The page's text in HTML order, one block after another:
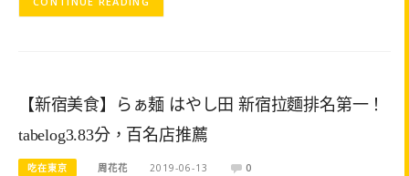
【新宿美食】らぁ麺 はやし田 新宿拉麵排名第一！
tabelog3.83分，百名店推薦
吃在東京 周花花 2019-06-13 0